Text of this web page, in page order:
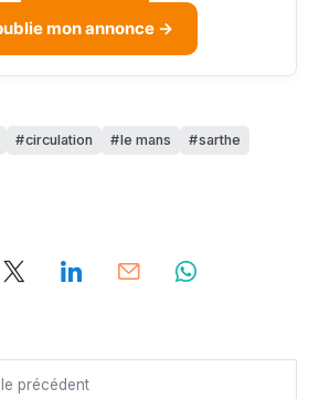
mon annonce →
circulation le mans
sarthe
précédent